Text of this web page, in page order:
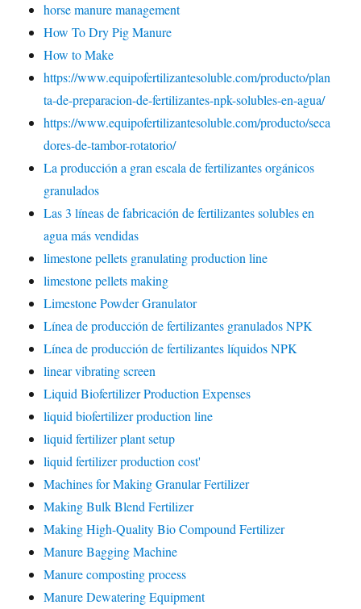
horse manure management
How To Dry Pig Manure
How to Make
https://www.equipofertilizantesoluble.com/producto/plan
ta-de-preparacion-de-fertilizantes-npk-solubles-en-agua/
https://www.equipofertilizantesoluble.com/producto/seca
dores-de-tambor-rotatorio/
La producción a gran escala de fertilizantes orgánicos
granulados
Las 3 líneas de fabricación de fertilizantes solubles en
agua más vendidas
limestone pellets granulating production line
limestone pellets making
Limestone Powder Granulator
Línea de producción de fertilizantes granulados NPK
Línea de producción de fertilizantes líquidos NPK
linear vibrating screen
Liquid Biofertilizer Production Expenses
liquid biofertilizer production line
liquid fertilizer plant setup
liquid fertilizer production cost'
Machines for Making Granular Fertilizer
Making Bulk Blend Fertilizer
Making High-Quality Bio Compound Fertilizer
Manure Bagging Machine
Manure composting process
Manure Dewatering Equipment